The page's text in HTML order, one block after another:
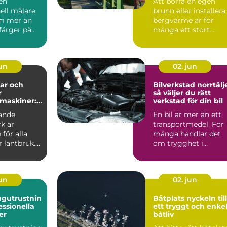
målare
mer än
på
må...
energilösning
brunn eller installera
bergvärme är för
många ett stort
och
på
är
för alla
lantbruk.
02. jun
Bilverkstad
så väljer du rätt
verkstad för din bil
En bil är mer än ett
transportmedel. För
många handlar det
om trygghet i
möjligheten att t...
02. jun
Båtplats nyckeln till
ett tryggt och
båtliv